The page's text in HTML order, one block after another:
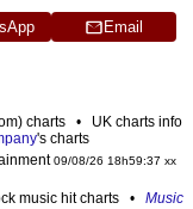
Email
charts • UK charts info
's charts
09/08/26 18h59:37 xx
music hit charts • Music